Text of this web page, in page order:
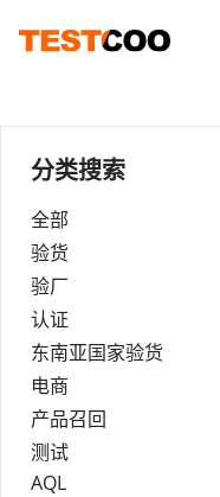
分类搜索
全部
验货
验厂
认证
东南亚国家验货
电商
产品召回
测试
AQL